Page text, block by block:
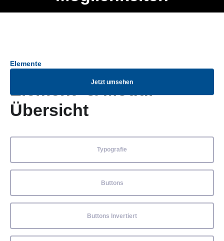
Jetzt umsehen
Elemente
Element- & Modul-
Übersicht
Typografie
Buttons
Buttons Invertiert